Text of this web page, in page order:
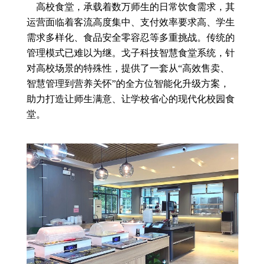
高校食堂，承载着数万师生的日常饮食需求，其
运营面临着客流高度集中、支付效率要求高、学生
需求多样化、食品安全零容忍等多重挑战。传统的
管理模式已难以为继。戈子科技智慧食堂系统，针
对高校场景的特殊性，提供了一套从“高效售卖、
智慧管理到营养关怀”的全方位智能化升级方案，
助力打造让师生满意、让学校省心的现代化校园食
堂。